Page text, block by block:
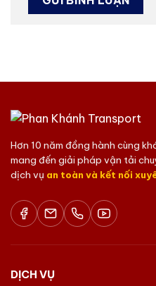
Hơn 10 năm đồng hành cùng
mang đến giải pháp vận tải
dịch vụ an toàn và kết nối
DỊCH VỤ